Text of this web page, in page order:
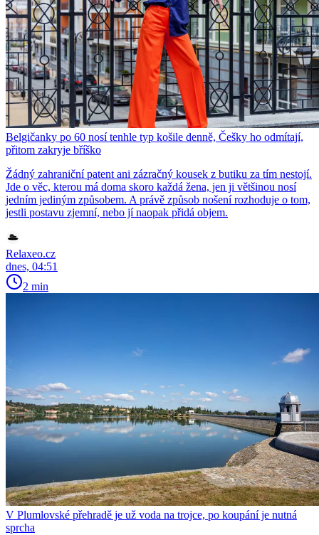
Belgičanky po 60 nosí tenhle typ košile denně, Češky ho odmítají,
přitom zakryje bříško
Žádný zahraniční patent ani zázračný kousek z butiku za tím nestojí.
Jde o věc, kterou má doma skoro každá žena, jen ji většinou nosí
jedním jediným způsobem. A právě způsob nošení rozhoduje o tom,
jestli postavu zjemní, nebo jí naopak přidá objem.
Relaxeo.cz
dnes, 04:51
2 min
V Plumlovské přehradě je už voda na trojce, po koupání je nutná
sprcha